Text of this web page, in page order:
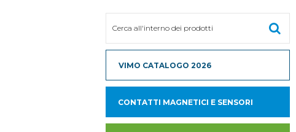
VIMO CATALOGO 2026
CONTATTI MAGNETICI E SENSORI